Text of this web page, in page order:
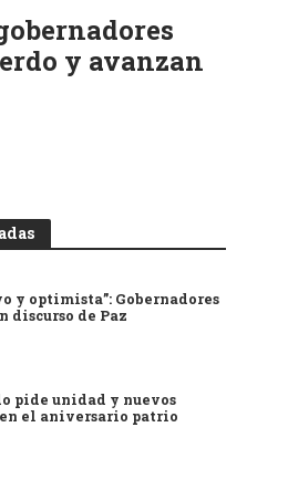
y avanzan
y optimista”: Gobernadores
discurso de Paz
pide unidad y nuevos
el aniversario patrio